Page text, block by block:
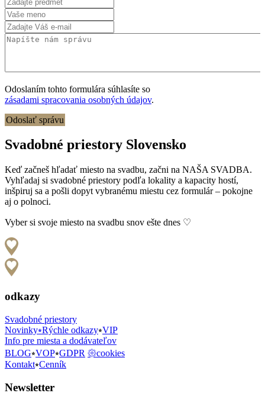
Odoslaním tohto formulára súhlasíte so
zásadami spracovania osobných údajov.
Odoslať správu
Svadobné priestory Slovensko
Keď začneš hľadať miesto na svadbu, začni na NAŠA SVADBA.
Vyhľadaj si svadobné priestory podľa lokality a kapacity hostí,
inšpiruj sa a pošli dopyt vybranému miestu cez formulár – pokojne
aj o polnoci.
Vyber si svoje miesto na svadbu snov ešte dnes ♡
odkazy
Svadobné priestory
Novinky⭒Rýchle odkazy⭒VIP
Info pre miesta a dodávateľov
BLOG⭒VOP⭒GDPR 𑁍cookies
Kontakt⭒Cenník
Newsletter